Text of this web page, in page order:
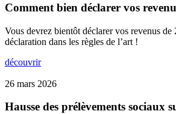
Comment bien déclarer vos
Vous devrez bientôt déclarer vos revenus
déclaration dans les règles de l’art !
découvrir
26 mars 2026
Hausse des prélèvements sociaux